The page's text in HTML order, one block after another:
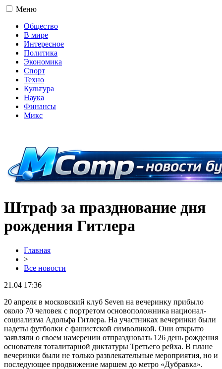
Меню
Общество
В мире
Интересное
Политика
Экономика
Спорт
Техно
Культура
Наука
Финансы
Микс
Штраф за празднование дня
рождения Гитлера
Главная
>
Все новости
21.04 17:36
20 апреля в московский клуб Seven на вечеринку прибыло
около 70 человек с портретом основоположника национал-
социализма Адольфа Гитлера. На участниках вечеринки были
надеты футболки с фашистской символикой. Они открыто
заявляли о своем намерении отпраздновать 126 день рождения
основателя тоталитарной диктатуры Третьего рейха. В плане
вечеринки были не только развлекательные мероприятия, но и
последующее продвижение маршем до метро «Дубравка».